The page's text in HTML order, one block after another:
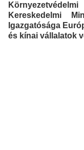
Kereskedelmi
Igazgatósága
és kínai vállalatok